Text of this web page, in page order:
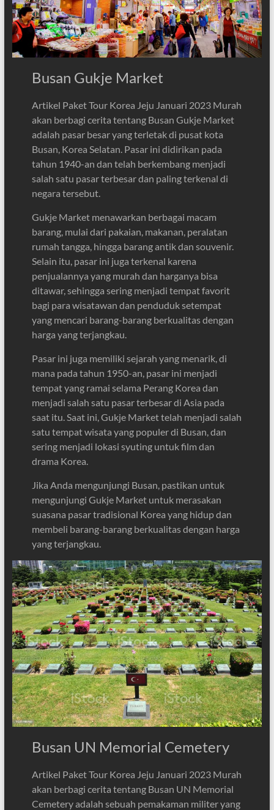
Busan Gukje Market
Artikel Paket Tour Korea Jeju Januari 2023 Murah
akan berbagi cerita tentang Busan Gukje Market
adalah pasar besar yang terletak di pusat kota
Busan, Korea Selatan. Pasar ini didirikan pada
tahun 1940-an dan telah berkembang menjadi
salah satu pasar terbesar dan paling terkenal di
negara tersebut.
Gukje Market menawarkan berbagai macam
barang, mulai dari pakaian, makanan, peralatan
rumah tangga, hingga barang antik dan souvenir.
Selain itu, pasar ini juga terkenal karena
penjualannya yang murah dan harganya bisa
ditawar, sehingga sering menjadi tempat favorit
bagi para wisatawan dan penduduk setempat
yang mencari barang-barang berkualitas dengan
harga yang terjangkau.
Pasar ini juga memiliki sejarah yang menarik, di
mana pada tahun 1950-an, pasar ini menjadi
tempat yang ramai selama Perang Korea dan
menjadi salah satu pasar terbesar di Asia pada
saat itu. Saat ini, Gukje Market telah menjadi salah
satu tempat wisata yang populer di Busan, dan
sering menjadi lokasi syuting untuk film dan
drama Korea.
Jika Anda mengunjungi Busan, pastikan untuk
mengunjungi Gukje Market untuk merasakan
suasana pasar tradisional Korea yang hidup dan
membeli barang-barang berkualitas dengan harga
yang terjangkau.
Busan UN Memorial Cemetery
Artikel Paket Tour Korea Jeju Januari 2023 Murah
akan berbagi cerita tentang Busan UN Memorial
Cemetery adalah sebuah pemakaman militer yang